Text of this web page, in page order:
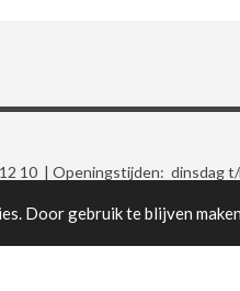
Door gebruik te blijven
10 | Openingstijden: dinsdag